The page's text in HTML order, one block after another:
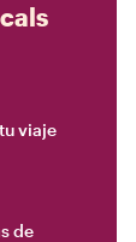
viaje
de